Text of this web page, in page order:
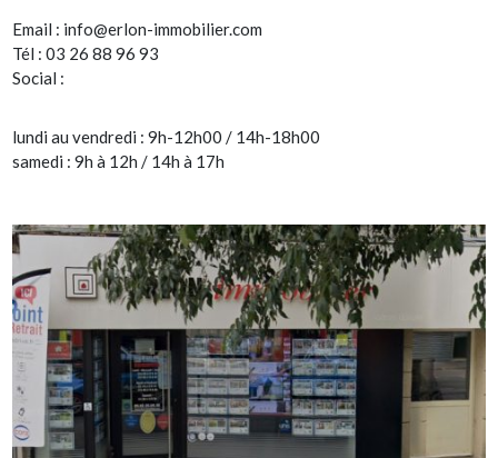
Email : info@erlon-immobilier.com
Tél : 03 26 88 96 93
Social :
lundi au vendredi : 9h-12h00 / 14h-18h00
samedi : 9h à 12h / 14h à 17h